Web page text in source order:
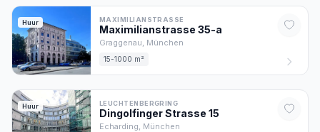
Huur MAXIMILIANSTRASSE
Maximilianstrasse 35-a
Graggenau, München
15-1000 m²
Huur LEUCHTENBERGRING
Dingolfinger Strasse 15
Echarding, München